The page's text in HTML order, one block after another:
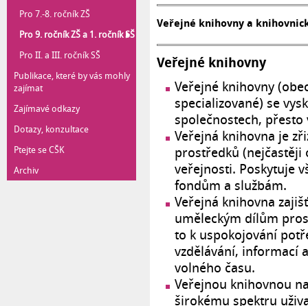
Pro 7.-8. ročník ZŠ
Pro 9. ročník ZŠ a 1. ročník SŠ
Pro II. a III. ročník SŠ
Publikace, které by vás mohly
zajímat
Zajímavé odkazy
Dotazy, konzultace
Ptejte se CŠK
Archiv
Veřejné knihovny a
Veřejné knihovny
Veřejné knihovny
specializované) se
společnostech, přesto
Veřejná knihovna je
prostředků (nejčastěji
veřejnosti. Poskytuje
fondům a službám.
Veřejná knihovna
uměleckým dílům
to k uspokojování
vzdělávání, informací
volného času.
Veřejnou knihovnou
širokému spektru